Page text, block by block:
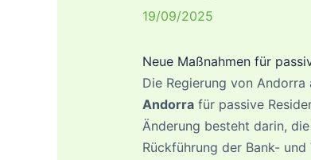
19/09/2025
Neue Maßnahmen für
Die Regierung von
Andorrafür passive
Änderung besteht darin,
Rückführung der Bank-